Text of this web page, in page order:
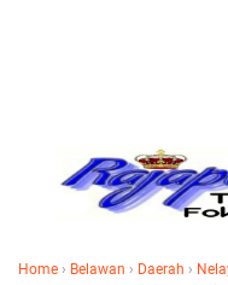
Home › Belawan › Daerah ›